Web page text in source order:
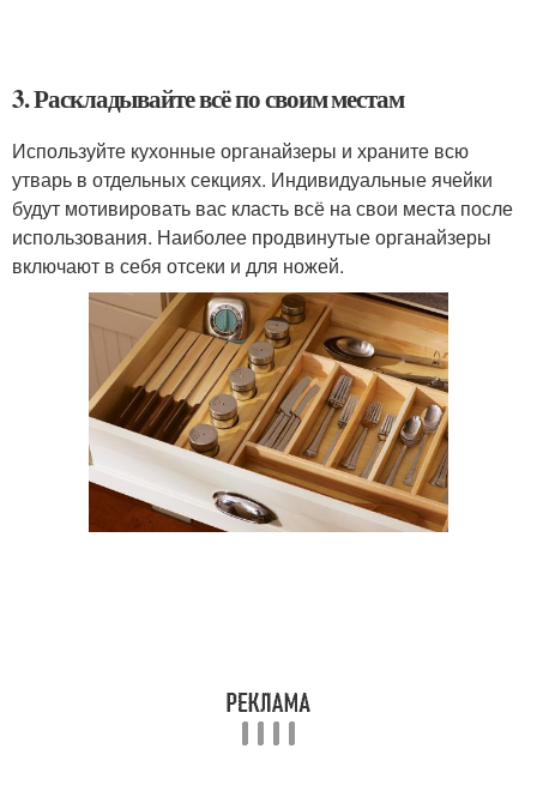
3. Раскладывайте всё по своим местам
Используйте кухонные органайзеры и храните всю
утварь в отдельных секциях. Индивидуальные ячейки
будут мотивировать вас класть всё на свои места после
использования. Наиболее продвинутые органайзеры
включают в себя отсеки и для ножей.